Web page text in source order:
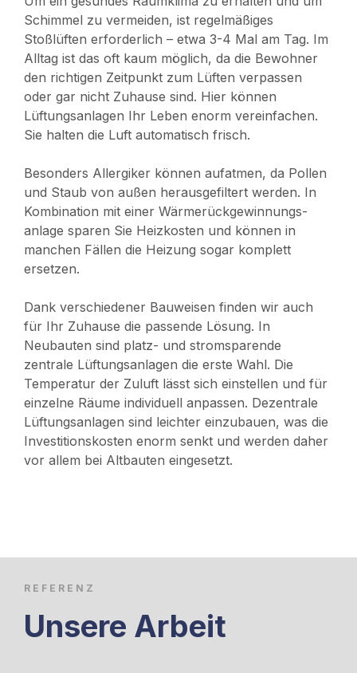
Schimmel zu vermeiden, ist regelmäßiges
Stoßlüften erforderlich – etwa 3-4 Mal am Tag. Im
Alltag ist das oft kaum möglich, da die Bewohner
den richtigen Zeitpunkt zum Lüften verpassen
oder gar nicht Zuhause sind. Hier können
Lüftungsanlagen Ihr Leben enorm vereinfachen.
Sie halten die Luft automatisch frisch.
Besonders Allergiker können aufatmen, da Pollen
und Staub von außen herausgefiltert werden. In
Kombination mit einer Wärmerückgewinnungs-
anlage sparen Sie Heizkosten und können in
manchen Fällen die Heizung sogar komplett
ersetzen.
Dank verschiedener Bauweisen finden wir auch
für Ihr Zuhause die passende Lösung. In
Neubauten sind platz- und stromsparende
zentrale Lüftungsanlagen die erste Wahl. Die
Temperatur der Zuluft lässt sich einstellen und für
einzelne Räume individuell anpassen. Dezentrale
Lüftungsanlagen sind leichter einzubauen, was die
Investitionskosten enorm senkt und werden daher
vor allem bei Altbauten eingesetzt.
REFERENZ
Unsere Arbeit